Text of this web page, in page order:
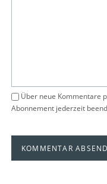
Über neue Kommentare
Abonnement jederzeit
KOMMENTAR